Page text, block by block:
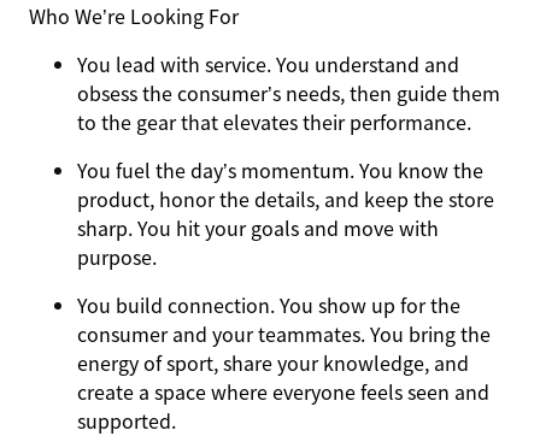
Who We’re Looking For
You lead with service.You understand and
obsess the consumer’s needs, then guide them
to the gear that elevates their performance.
You fuel the day’s momentum. You know the
product, honor the details, and keep the store
sharp. You hit your goals and move with
purpose.
You build connection. You show up for the
consumer and your teammates. You bring the
energy of sport, share your knowledge, and
create a space where everyone feels seen and
supported.